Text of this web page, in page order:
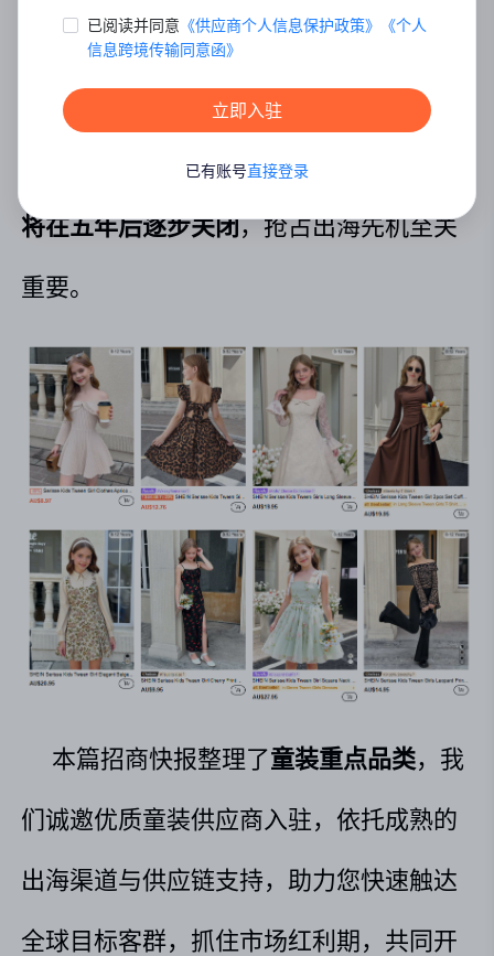
国厂家凭借成熟的供应链体系、灵活的柔
性生产能力 ，有着天然优势，但需注意的
是，罗兰贝格报告指出童装市场机会窗口
将在五年后逐步关闭，抢占出海先机至关
重要。
本篇招商快报整理了童装重点品类，我
们诚邀优质童装供应商入驻，依托成熟的
出海渠道与供应链支持，助力您快速触达
全球目标客群，抓住市场红利期，共同开
已阅读并同意 《供应商个人信息保护政策》 《个⼈
信息跨境传输同意函》
立即入驻
已有账号直接登录